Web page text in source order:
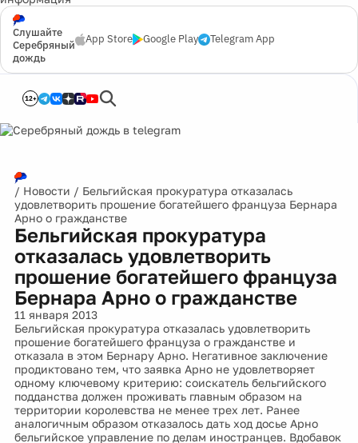
Слушайте
Серебряный
дождь
App Store Google Play Telegram App
12+
/ Новости / Бельгийская прокуратура отказалась
удовлетворить прошение богатейшего француза Бернара
Арно о гражданстве
Бельгийская прокуратура
отказалась удовлетворить
прошение богатейшего француза
Бернара Арно о гражданстве
11 января 2013
Бельгийская прокуратура отказалась удовлетворить
прошение богатейшего француза о гражданстве и
отказала в этом Бернару Арно. Негативное заключение
продиктовано тем, что заявка Арно не удовлетворяет
одному ключевому критерию: соискатель бельгийского
подданства должен проживать главным образом на
территории королевства не менее трех лет. Ранее
аналогичным образом отказалось дать ход досье Арно
бельгийское управление по делам иностранцев. Вдобавок